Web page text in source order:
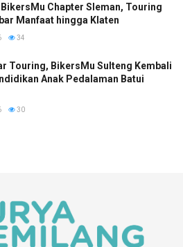
Chapter Sleman, Touring
Manfaat hingga Klaten
34
Touring, BikersMu Sulteng Kembali
Anak Pedalaman Batui
30